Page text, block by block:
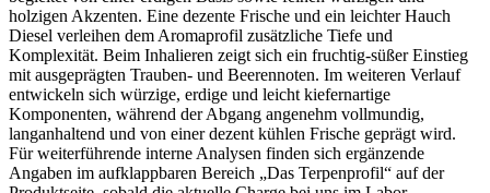
holzigen Akzenten. Eine dezente Frische und ein leichter Hauch
Diesel verleihen dem Aromaprofil zusätzliche Tiefe und
Komplexität. Beim Inhalieren zeigt sich ein fruchtig-süßer Einstieg
mit ausgeprägten Trauben- und Beerennoten. Im weiteren Verlauf
entwickeln sich würzige, erdige und leicht kiefernartige
Komponenten, während der Abgang angenehm vollmundig,
langanhaltend und von einer dezent kühlen Frische geprägt wird.
Für weiterführende interne Analysen finden sich ergänzende
Angaben im aufklappbaren Bereich „Das Terpenprofil“ auf der